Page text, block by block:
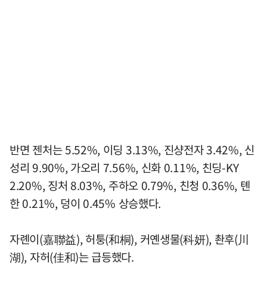
반면 젠처는 5.52%, 이딩 3.13%, 진샹전자 3.42%, 신
성리 9.90%, 가오리 7.56%, 신화 0.11%, 친딩-KY
2.20%, 징처 8.03%, 주하오 0.79%, 친청 0.36%, 톈
한 0.21%, 덩이 0.45% 상승했다.
자롄이(嘉聯益), 허퉁(和桐), 커옌생물(科妍), 촨후(川
湖), 자허(佳和)는 급등했다.